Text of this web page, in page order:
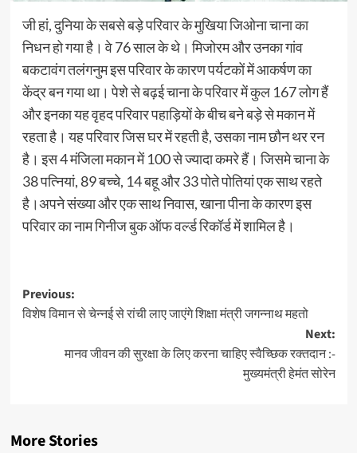
जी हां, दुनिया के सबसे बड़े परिवार के मुखिया जिओना चाना का
निधन हो गया है। वे 76 साल के थे। मिजोरम और उनका गांव
बकटावंग तलंगनुम इस परिवार के कारण पर्यटकों में आकर्षण का
केंद्र बन गया था। पेशे से बढ़ई चाना के परिवार में कुल 167 लोग हैं
और इनका यह वृहद परिवार पहाड़ियों के बीच बने बड़े से मकान में
रहता है। यह परिवार जिस घर में रहती है, उसका नाम छौन थर रन
है। इस 4 मंजिला मकान में 100 से ज्यादा कमरे हैं। जिसमे चाना के
38 पत्नियां, 89 बच्चे, 14 बहू और 33 पोते पोतियां एक साथ रहते
है।अपने संख्या और एक साथ निवास, खाना पीना के कारण इस
परिवार का नाम गिनीज बुक ऑफ वर्ल्ड रिकॉर्ड में शामिल है।
Post
navigation
Previous:
विशेष विमान से चेन्नई से रांची लाए जाएंगे शिक्षा मंत्री जगन्नाथ महतो
Next:
मानव जीवन की सुरक्षा के लिए करना चाहिए स्वैच्छिक रक्तदान :-
मुख्यमंत्री हेमंत सोरेन
More Stories